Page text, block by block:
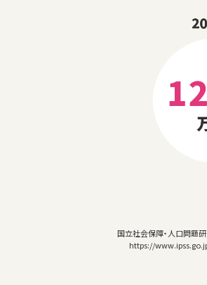
国立社会保障・人口問題
https://